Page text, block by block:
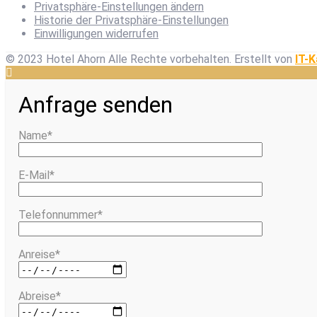
Privatsphäre-Einstellungen ändern
Historie der Privatsphäre-Einstellungen
Einwilligungen widerrufen
© 2023 Hotel Ahorn Alle Rechte vorbehalten. Erstellt von IT-
Anfrage senden
Name*
E-Mail*
Telefonnummer*
Anreise*
Abreise*